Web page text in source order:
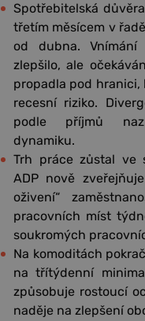
Spotřebitelská
třetím měsícem v
od dubna.
zlepšilo, ale
propadla pod
recesní riziko.
podle příjmů
dynamiku.
Trh práce zůstal ve
ADP nově
oživení“
pracovních míst
soukromých
Na komoditách
na třítýdenní
způsobuje rostoucí
naděje na zlepšení